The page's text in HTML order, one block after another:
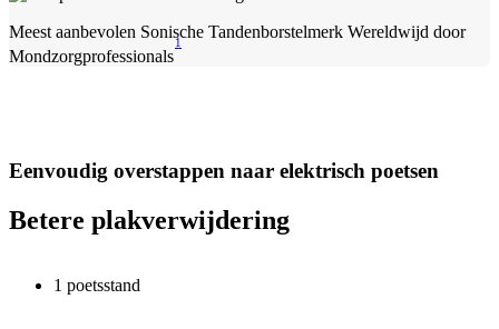
Meest aanbevolen Sonische Tandenborstelmerk Wereldwijd door
Mondzorgprofessionals
1
Eenvoudig overstappen naar elektrisch poetsen
Betere plakverwijdering
1 poetsstand